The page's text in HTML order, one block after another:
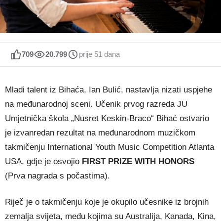
709 20.799 prije 51 dana
Mladi talent iz Bihaća, Ian Bulić, nastavlja nizati uspjehe
na međunarodnoj sceni. Učenik prvog razreda JU
Umjetnička škola „Nusret Keskin-Braco“ Bihać ostvario
je izvanredan rezultat na međunarodnom muzičkom
takmičenju International Youth Music Competition Atlanta
USA, gdje je osvojio FIRST PRIZE WITH HONORS
(Prva nagrada s počastima).
Riječ je o takmičenju koje je okupilo učesnike iz brojnih
zemalja svijeta, među kojima su Australija, Kanada, Kina,